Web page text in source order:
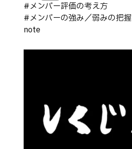
#メンバー評価の考え方
#メンバーの強み／弱みの把握
note